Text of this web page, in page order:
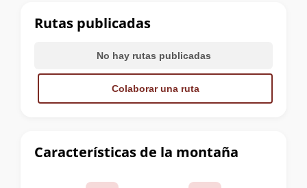
cumbre
Características de la montaña
Rutas publicadas
No hay rutas publicadas
Colaborar una ruta